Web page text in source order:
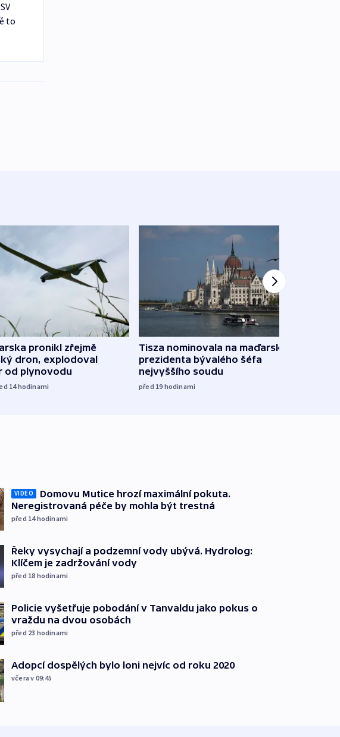
to
pronikl zřejmě
dron, explodoval
od plynovodu
14hodinami
Tisza nominovala na maďarského
prezidenta bývalého šéfa
nejvyššího soudu
před 19 hodinami
VIDEO
Domovu Mutice hrozí maximální pokuta.
Neregistrovaná péče by mohla být trestná
před 14hodinami
Řeky vysychají a podzemní vody ubývá. Hydrolog:
Klíčem je zadržování vody
před 18 hodinami
Policie vyšetřuje pobodání v Tanvaldu jako pokus o
vraždu na dvou osobách
před 23 hodinami
Adopcí dospělých bylo loni nejvíc od roku 2020
včera v 09:45